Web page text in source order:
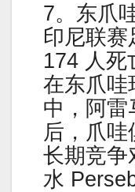
7。东爪
印尼联赛
174 人死
在东爪哇
中，阿雷
后，爪哇
长期竞争
水